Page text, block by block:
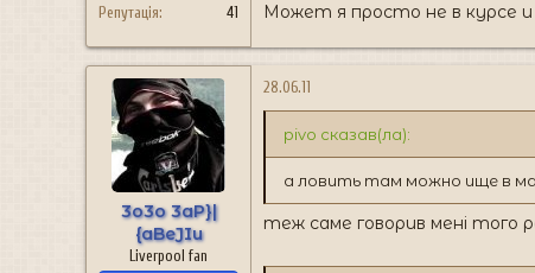
Репутація
41 Может я просто не в курсе
3o3o 3aP}|
{aBeJIu
Liverpool fan
28.06.11
pivo сказав(ла):
а ловить там можно ище в
теж саме говорив мені того